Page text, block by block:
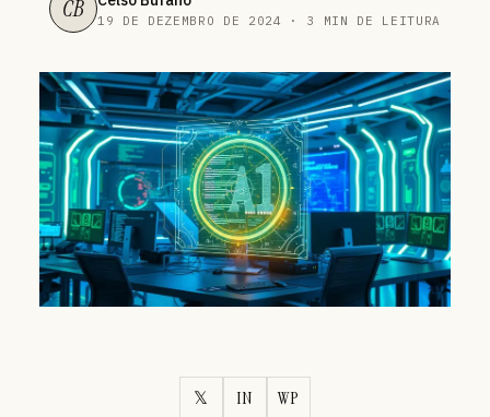
CB 19 DE DEZEMBRO DE 2024 · 3 MIN DE LEITURA
𝕏 IN WP